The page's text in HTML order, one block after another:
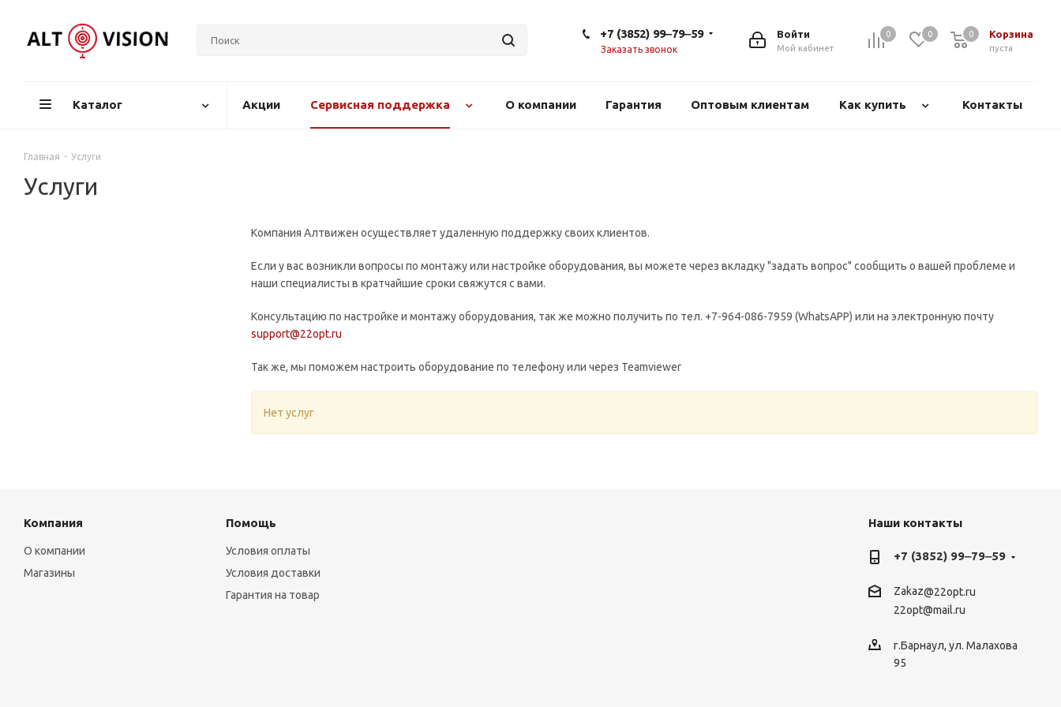
0 0 Корзина
пуста
0
Войти
Мой кабинет
+7 (3852) 99‒79‒59
Заказать звонок
Каталог Акции Сервисная поддержка О компании Гарантия Оптовым клиентам Как купить Контакты
Главная - Услуги
Услуги
Компания Алтвижен осуществляет удаленную поддержку своих клиентов.
Если у вас возникли вопросы по монтажу или настройке оборудования, вы можете через вкладку "задать вопрос" сообщить о вашей проблеме и
наши специалисты в кратчайшие сроки свяжутся с вами.
Консультацию по настройке и монтажу оборудования, так же можно получить по тел. +7-964-086-7959 (WhatsAPP) или на электронную почту
support@22opt.ru
Так же, мы поможем настроить оборудование по телефону или через Teamviewer
Нет услуг
Компания
О компании
Магазины
Помощь
Условия оплаты
Условия доставки
Гарантия на товар
Наши контакты
+7 (3852) 99‒79‒59
Zakaz@22opt.ru
22opt@mail.ru
г.Барнаул, ул. Малахова
95